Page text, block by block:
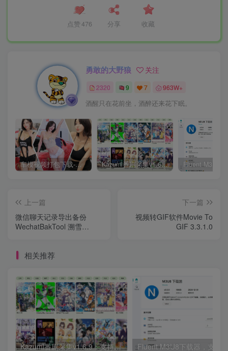
点赞 476 分享 收藏
勇敢的大野狼 关注
2320 9 7 963W+
酒醒只在花前坐，酒醉还来花下眠。
车模视频打包下载-高清无水印版 Kazumi番剧采集v1.6.9：支持自定义规则+在线观看+弹幕，跨平台下载
上一篇
微信聊天记录导出备份
WechatBakTool 溯雪
下一篇
视频转GIF软件Movie To
GIF 3.3.1.0
相关推荐
Kazumi番剧采集v1.6.9：支持自定义规则+在线观看+弹幕，跨平台下载 Fluent M3U8下载器，支持